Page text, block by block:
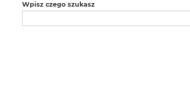
Wpisz czego szukasz